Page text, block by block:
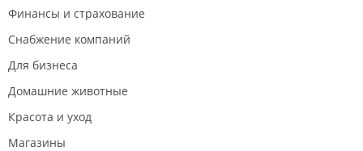
Финансы и страхование
Снабжение компаний
Для бизнеса
Домашние животные
Красота и уход
Магазины